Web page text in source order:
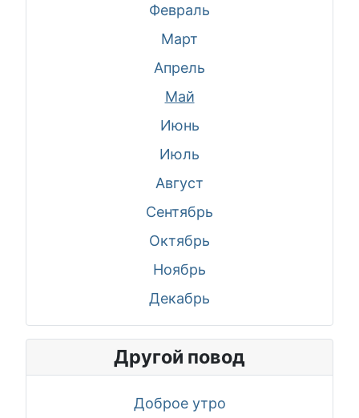
Февраль
Март
Апрель
Май
Июнь
Июль
Август
Сентябрь
Октябрь
Ноябрь
Декабрь
Другой повод
Доброе утро